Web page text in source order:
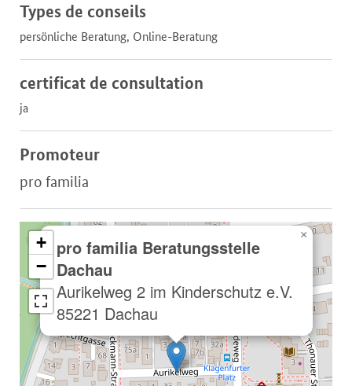
Types de conseils
persönliche Beratung, Online-Beratung
certificat de consultation
ja
Promoteur
pro familia
pro familia Beratungsstelle
Dachau
Aurikelweg 2 im Kinderschutz e.V.
85221 Dachau
×
+
−